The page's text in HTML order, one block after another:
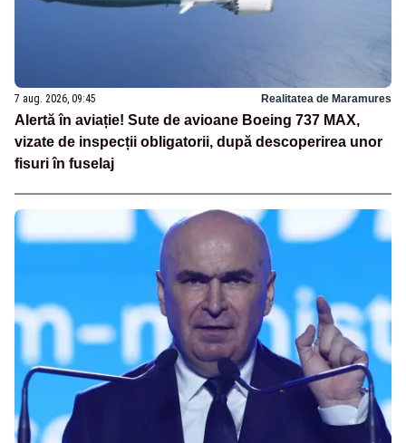
7 aug. 2026, 09:45 Realitatea de Maramures
Alertă în aviație! Sute de avioane Boeing 737 MAX,
vizate de inspecții obligatorii, după descoperirea unor
fisuri în fuselaj